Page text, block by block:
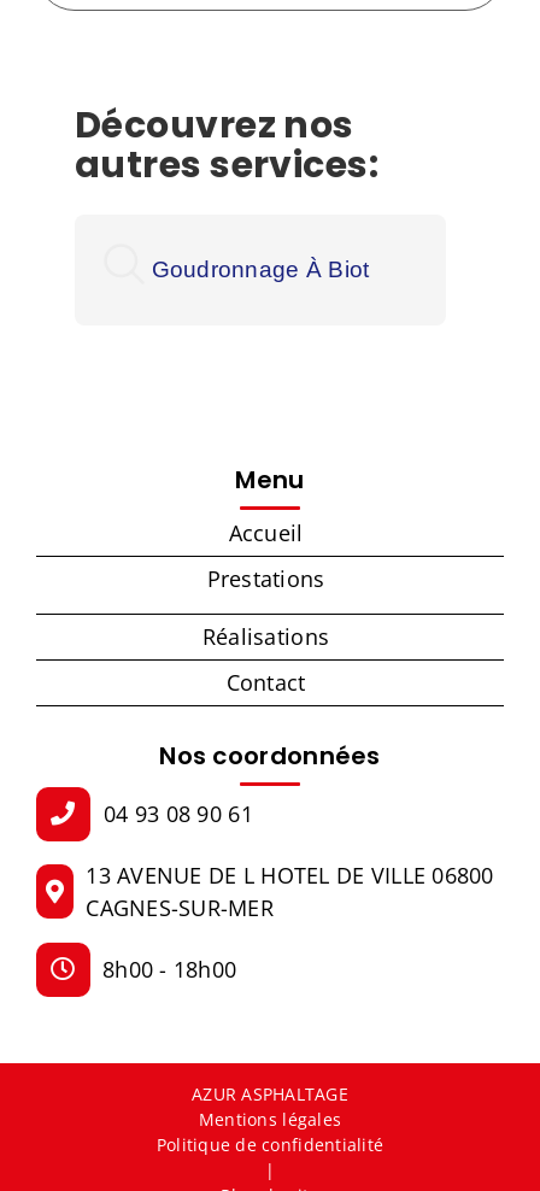
Découvrez nos
autres services:
Goudronnage À Biot
Menu
Accueil
Prestations
Réalisations
Contact
Nos coordonnées
04 93 08 90 61
13 AVENUE DE L HOTEL DE VILLE 06800
CAGNES-SUR-MER
8h00 - 18h00
AZUR ASPHALTAGE
Mentions légales
Politique de confidentialité
|